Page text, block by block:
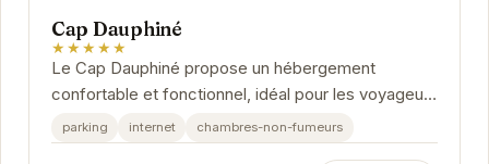
Cap Dauphiné
★★★★★
Le Cap Dauphiné propose un hébergement
confortable et fonctionnel, idéal pour les voyageurs
d'affaires ou de loisirs. Sa situation géographique...
parking internet chambres-non-fumeurs